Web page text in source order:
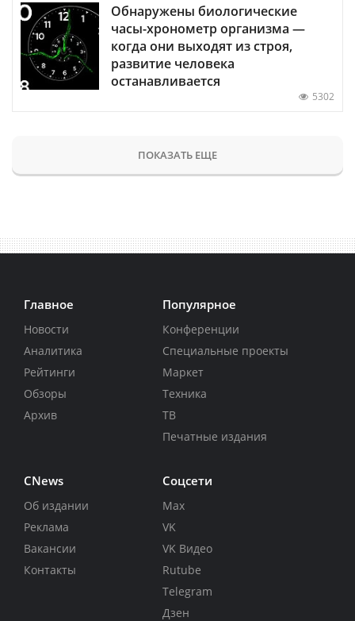
Обнаружены биологические
часы-хронометр организма —
когда они выходят из строя,
развитие человека
останавливается
5302
ПОКАЗАТЬ ЕЩЕ
Главное
Новости
Аналитика
Рейтинги
Обзоры
Архив
Популярное
Конференции
Специальные проекты
Маркет
Техника
ТВ
Печатные издания
CNews
Об издании
Реклама
Вакансии
Контакты
Соцсети
Max
VK
VK Видео
Rutube
Telegram
Дзен